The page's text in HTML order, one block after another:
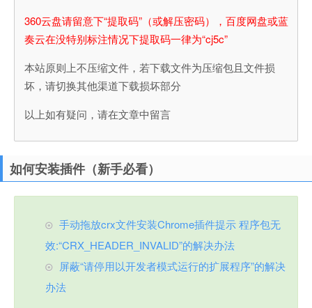
360云盘请留意下“提取码”（或解压密码），百度网盘或蓝
奏云在没特别标注情况下提取码一律为“cj5c”
本站原则上不压缩文件，若下载文件为压缩包且文件损
坏，请切换其他渠道下载损坏部分
以上如有疑问，请在文章中留言
如何安装插件（新手必看）
手动拖放crx文件安装Chrome插件提示 程序包无
效:“CRX_HEADER_INVALID”的解决办法
屏蔽“请停用以开发者模式运行的扩展程序”的解决
办法